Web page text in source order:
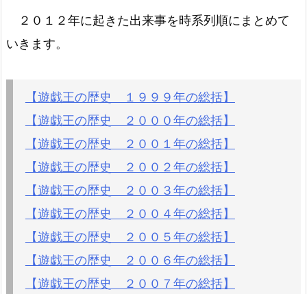
２０１２年に起きた出来事を時系列順にまとめて
いきます。
【遊戯王の歴史 １９９９年の総括】
【遊戯王の歴史 ２０００年の総括】
【遊戯王の歴史 ２００１年の総括】
【遊戯王の歴史 ２００２年の総括】
【遊戯王の歴史 ２００３年の総括】
【遊戯王の歴史 ２００４年の総括】
【遊戯王の歴史 ２００５年の総括】
【遊戯王の歴史 ２００６年の総括】
【遊戯王の歴史 ２００７年の総括】